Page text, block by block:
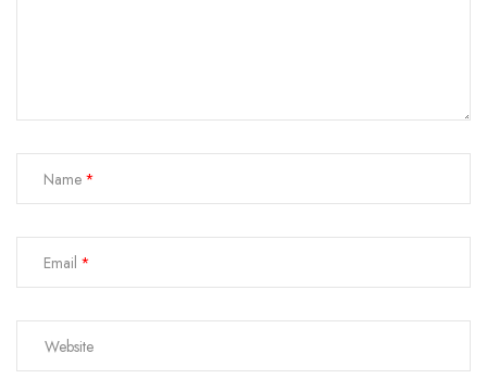
Name
Email